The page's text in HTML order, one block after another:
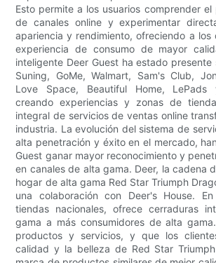
Esto permite a los usuarios comprender
de canales online y experimentar
apariencia y rendimiento, ofreciendo a los
experiencia de consumo de mayor
inteligente Deer Guest ha estado presente
Suning, GoMe, Walmart, Sam's Club,
Love Space, Beautiful Home, LePads
creando experiencias y zonas de
integral de servicios de ventas online
industria. La evolución del sistema de
alta penetración y éxito en el mercado,
Guest ganar mayor reconocimiento y
en canales de alta gama. Deer, la cadena
hogar de alta gama Red Star Triumph
una colaboración con Deer's House.
tiendas nacionales, ofrece cerraduras
gama a más consumidores de alta
productos y servicios, y que los
calidad y la belleza de Red Star